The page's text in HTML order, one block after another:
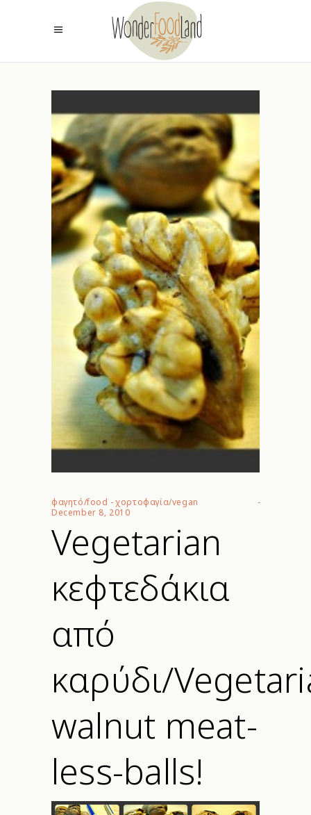
φαγητό/food -χορτοφαγία/vegan
December 8, 2010
Vegetarian
κεφτεδάκια
από
καρύδι/
walnut meat-
less-balls!